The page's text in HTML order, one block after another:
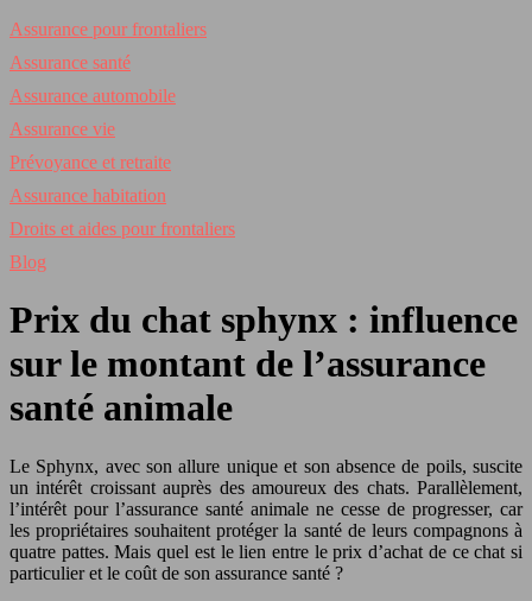
Assurance pour frontaliers
Assurance santé
Assurance automobile
Assurance vie
Prévoyance et retraite
Assurance habitation
Droits et aides pour frontaliers
Blog
Prix du chat sphynx : influence
sur le montant de l’assurance
santé animale
Le Sphynx, avec son allure unique et son absence de poils, suscite
un intérêt croissant auprès des amoureux des chats. Parallèlement,
l’intérêt pour l’assurance santé animale ne cesse de progresser, car
les propriétaires souhaitent protéger la santé de leurs compagnons à
quatre pattes. Mais quel est le lien entre le prix d’achat de ce chat si
particulier et le coût de son assurance santé ?